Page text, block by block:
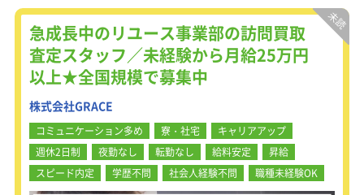
★宝探しのようなワクワク感のあるお
仕事！
★飛び込み営業やテレアポは一切な
し！
★100％完全反響スタイルの安心感
★年功序列なしの平等な評価体制
★20代メンバーが活躍中！
接客が好きな方、いろんな製品に出会
う仕事がしてみたい方、
ぜひぜひチャレンジしてみませんか!
急成長中のリユース事業部の訪問買取
査定スタッフ／未経験から月給25万円
以上★全国規模で募集中
株式会社GRACE
コミュニケーション多め 寮・社宅
キャリアアップ
週休2日制
夜勤なし 転勤なし 給料安定
昇給
スピード内定
学歴不問 社会人経験不問 職種未経験OK